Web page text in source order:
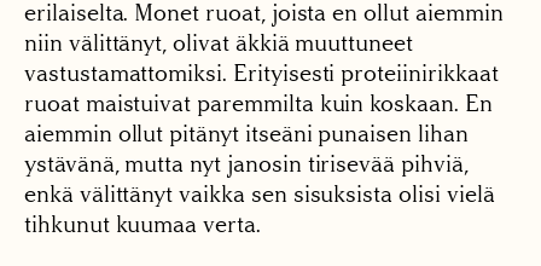
erilaiselta. Monet ruoat, joista en ollut aiemmin
niin välittänyt, olivat äkkiä muuttuneet
vastustamattomiksi. Erityisesti proteiinirikkaat
ruoat maistuivat paremmilta kuin koskaan. En
aiemmin ollut pitänyt itseäni punaisen lihan
ystävänä, mutta nyt janosin tirisevää pihviä,
enkä välittänyt vaikka sen sisuksista olisi vielä
tihkunut kuumaa verta.